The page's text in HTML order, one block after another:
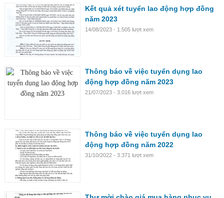
Kết quả xét tuyển lao động hợp đồng
năm 2023
14/08/2023 - 1.505 lượt xem
Thông báo về việc tuyển dụng lao
động hợp đồng năm 2023
21/07/2023 - 3.016 lượt xem
Thông báo về việc tuyển dụng lao
động hợp đồng năm 2022
31/10/2022 - 3.371 lượt xem